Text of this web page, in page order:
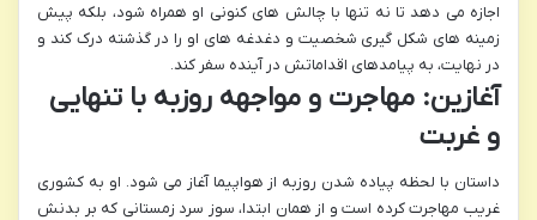
اجازه می دهد تا نه تنها با چالش های کنونی او همراه شود، بلکه پیش
زمینه های شکل گیری شخصیت و دغدغه های او را در گذشته درک کند و
در نهایت، به پیامدهای اقداماتش در آینده سفر کند.
آغازین: مهاجرت و مواجهه روزبه با تنهایی
و غربت
داستان با لحظه پیاده شدن روزبه از هواپیما آغاز می شود. او به کشوری
غریب مهاجرت کرده است و از همان ابتدا، سوز سرد زمستانی که بر بدنش